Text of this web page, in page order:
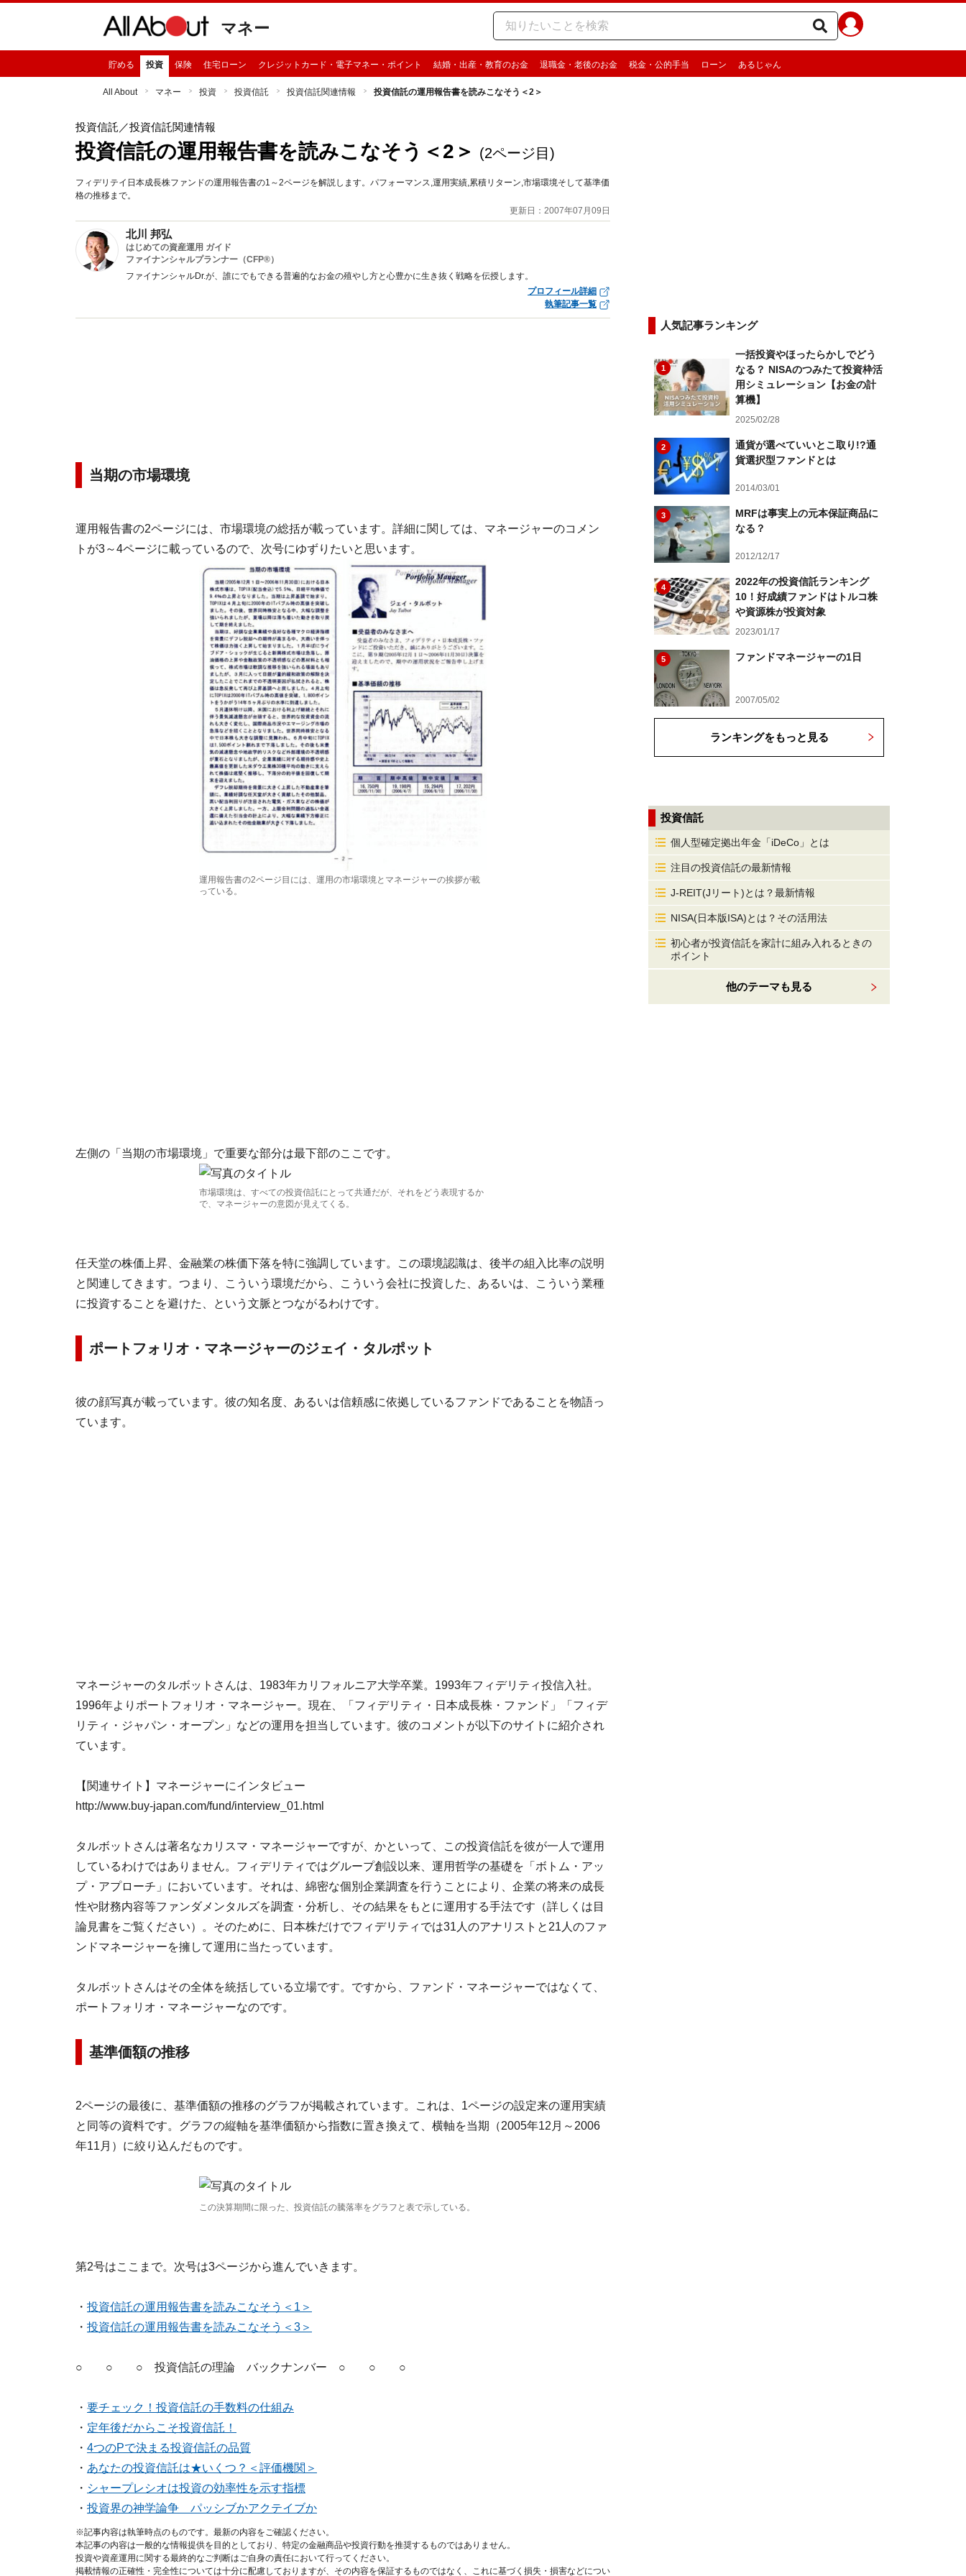
マネー
貯める 投資 保険 住宅ローン クレジットカード・電子マネー・ポイント 結婚・出産・教育のお金 退職金・老後のお金 税金・公的手当 ローン あるじゃん
All About マネー 投資 投資信託 投資信託関連情報 投資信託の運用報告書を読みこなそう＜2＞
投資信託 ／投資信託関連情報
投資信託の運用報告書を読みこなそう＜2＞ (2ページ目)
フィデリテイ日本成長株ファンドの運用報告書の1～2ページを解説します。パフォーマンス,運用実績,累積リターン,市場環境そして基準価
格の推移まで。
更新日：2007年07月09日
北川 邦弘
はじめての資産運用 ガイド
ファイナンシャルプランナー（CFP®）
ファイナンシャルDr.が、誰にでもできる普遍的なお金の殖やし方と心豊かに生き抜く戦略を伝授します。
プロフィール詳細
執筆記事一覧
当期の市場環境
運用報告書の2ページには、市場環境の総括が載っています。詳細に関しては、マネージャーのコメン
トが3～4ページに載っているので、次号にゆずりたいと思います。
運用報告書の2ページ目には、運用の市場環境とマネージャーの挨拶が載
っている。
左側の「当期の市場環境」で重要な部分は最下部のここです。
市場環境は、すべての投資信託にとって共通だが、それをどう表現するか
で、マネージャーの意図が見えてくる。
任天堂の株価上昇、金融業の株価下落を特に強調しています。この環境認識は、後半の組入比率の説明
と関連してきます。つまり、こういう環境だから、こういう会社に投資した、あるいは、こういう業種
に投資することを避けた、という文脈とつながるわけです。
ポートフォリオ・マネージャーのジェイ・タルポット
彼の顔写真が載っています。彼の知名度、あるいは信頼感に依拠しているファンドであることを物語っ
ています。
マネージャーのタルボットさんは、1983年カリフォルニア大学卒業。1993年フィデリティ投信入社。
1996年よりポートフォリオ・マネージャー。現在、「フィデリティ・日本成長株・ファンド」「フィデ
リティ・ジャパン・オープン」などの運用を担当しています。彼のコメントが以下のサイトに紹介され
ています。
【関連サイト】マネージャーにインタビュー
http://www.buy-japan.com/fund/interview_01.html
タルボットさんは著名なカリスマ・マネージャーですが、かといって、この投資信託を彼が一人で運用
しているわけではありません。フィデリティではグループ創設以来、運用哲学の基礎を「ボトム・アッ
プ・アプローチ」においています。それは、綿密な個別企業調査を行うことにより、企業の将来の成長
性や財務内容等ファンダメンタルズを調査・分析し、その結果をもとに運用する手法です（詳しくは目
論見書をご覧ください）。そのために、日本株だけでフィデリティでは31人のアナリストと21人のファ
ンドマネージャーを擁して運用に当たっています。
タルボットさんはその全体を統括している立場です。ですから、ファンド・マネージャーではなくて、
ポートフォリオ・マネージャーなのです。
基準価額の推移
2ページの最後に、基準価額の推移のグラフが掲載されています。これは、1ページの設定来の運用実績
と同等の資料です。グラフの縦軸を基準価額から指数に置き換えて、横軸を当期（2005年12月～2006
年11月）に絞り込んだものです。
この決算期間に限った、投資信託の騰落率をグラフと表で示している。
第2号はここまで。次号は3ページから進んでいきます。
・ 投資信託の運用報告書を読みこなそう＜1＞
・ 投資信託の運用報告書を読みこなそう＜3＞
○ ○ ○ 投資信託の理論 バックナンバー ○ ○ ○
・ 要チェック！投資信託の手数料の仕組み
・ 定年後だからこそ投資信託！
・ 4つのPで決まる投資信託の品質
・ あなたの投資信託は★いくつ？＜評価機関＞
・ シャープレシオは投資の効率性を示す指標
・ 投資界の神学論争 パッシブかアクテイブか
※記事内容は執筆時点のものです。最新の内容をご確認ください。
本記事の内容は一般的な情報提供を目的としており、特定の金融商品や投資行動を推奨するものではありません。
投資や資産運用に関する最終的なご判断はご自身の責任において行ってください。
掲載情報の正確性・完全性については十分に配慮しておりますが、その内容を保証するものではなく、これに基づく損失・損害などについ
人気記事ランキング
1
一括投資やほったらかしでどう
なる？ NISAのつみたて投資枠活
用シミュレーション【お金の計
算機】
2025/02/28
2
通貨が選べていいとこ取り!?通
貨選択型ファンドとは
2014/03/01
3
MRFは事実上の元本保証商品に
なる？
2012/12/17
4
2022年の投資信託ランキング
10！好成績ファンドはトルコ株
や資源株が投資対象
2023/01/17
5 ファンドマネージャーの1日
2007/05/02
ランキングをもっと見る
投資信託
個人型確定拠出年金「iDeCo」とは
注目の投資信託の最新情報
J-REIT(Jリート)とは？最新情報
NISA(日本版ISA)とは？その活用法
初心者が投資信託を家計に組み入れるときの
ポイント
他のテーマも見る